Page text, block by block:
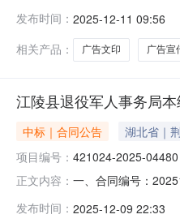
采购内容:广告宣传
相关采
发布时间： 2025-12-11 09:56
相关产品：
广告文印 广告宣
江陵县退役军人事务局
中标｜合同公告 湖北省｜
项目编号： 421024-2025-04480
正文内容： 一、合同编号：
式：13098316168
发布时间： 2025-12-09 22:33